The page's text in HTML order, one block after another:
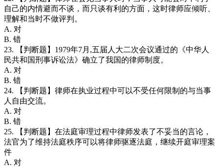
自己的内情避而不谈，而只谈有利的方面，这时律师应倾听、
理解和当时不做评判。
A. 对
B. 错
23. 【判断题】1979年7月,五届人大二次会议通过的《中华人
民共和国刑事诉讼法》确立了我国的律师制度。
A. 对
B. 错
24. 【判断题】律师在执业过程中可以不受任何限制的与当事
人自由交流。
A. 对
B. 错
25. 【判断题】在法庭审理过程中律师发表了不妥当的言论，
法官为了维持法庭秩序可以将律师驱逐法庭，继续开庭审理案
件
A. 对